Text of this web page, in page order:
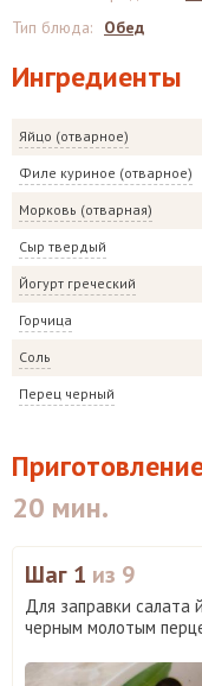
Ингредиенты
Яйцо (отварное)
Филе куриное (отварное)
Морковь (отварная)
Сыр твердый
Йогурт греческий
Горчица
Соль
Перец черный
Тип блюда: Обед
20 мин.
Шаг 1 из 9
Для заправки салата
черным молотым